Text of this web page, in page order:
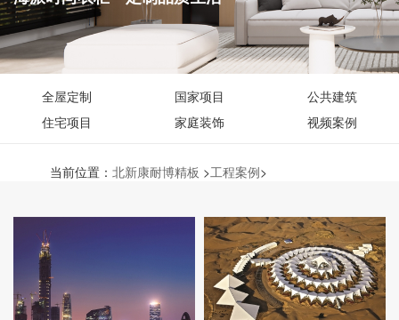
全屋定制 国家项目
公共建筑
住宅项目
家庭装饰 视频案例
当前位置： 北新康耐博精板 >工程案例>